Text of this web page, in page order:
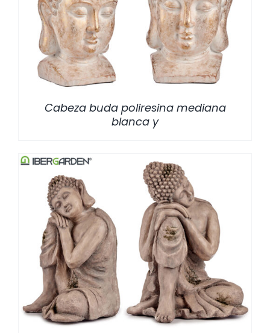
DETALLES
Cabeza buda poliresina mediana
blanca y
DETALLES